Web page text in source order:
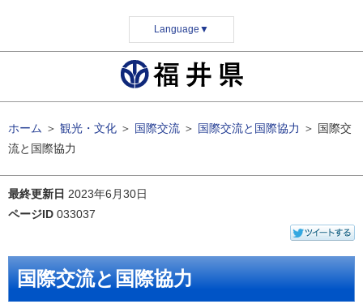
Language ▼
ホーム ＞ 観光・文化 ＞ 国際交流 ＞ 国際交流と国際協力 ＞ 国際交
流と国際協力
最終更新日 2023年6月30日
ページID 033037
国際交流と国際協力